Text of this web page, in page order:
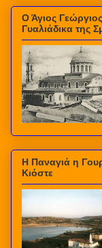
Ο Άγιος
Γυαλιάδικα της
Η Παναγιά η
Κιόστε